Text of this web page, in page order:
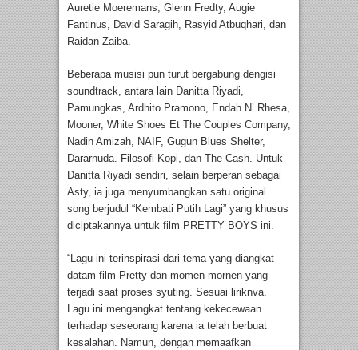
Auretie Moeremans, Glenn Fredty, Augie
Fantinus, David Saragih, Rasyid Atbuqhari, dan
Raidan Zaiba.
Beberapa musisi pun turut bergabung dengisi
soundtrack, antara lain Danitta Riyadi,
Pamungkas, Ardhito Pramono, Endah N’ Rhesa,
Mooner, White Shoes Et The Couples Company,
Nadin Amizah, NAIF, Gugun Blues Shelter,
Dararnuda. Filosofi Kopi, dan The Cash. Untuk
Danitta Riyadi sendiri, selain berperan sebagai
Asty, ia juga menyumbangkan satu original
song berjudul “Kembati Putih Lagi” yang khusus
diciptakannya untuk film PRETTY BOYS ini.
“Lagu ini terinspirasi dari tema yang diangkat
datam film Pretty dan momen-mornen yang
terjadi saat proses syuting. Sesuai liriknva.
Lagu ini mengangkat tentang kekecewaan
terhadap seseorang karena ia telah berbuat
kesalahan. Namun, dengan memaafkan